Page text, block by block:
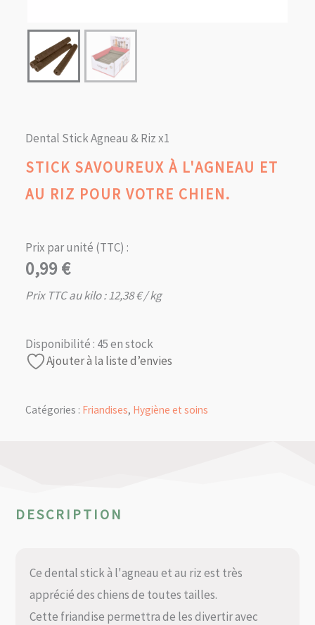
Dental Stick Agneau & Riz x1
STICK SAVOUREUX À L'AGNEAU ET
AU RIZ POUR VOTRE CHIEN.
Prix par unité (TTC) :
0,99€
Prix TTC au kilo :12,38€/ kg
Disponibilité : 45 en stock
Ajouter à la liste d’envies
Catégories : Friandises, Hygiène et soins
DESCRIPTION
Ce dental stick à l'agneau et au riz est très
apprécié des chiens de toutes tailles.
Cette friandise permettra de les divertir avec